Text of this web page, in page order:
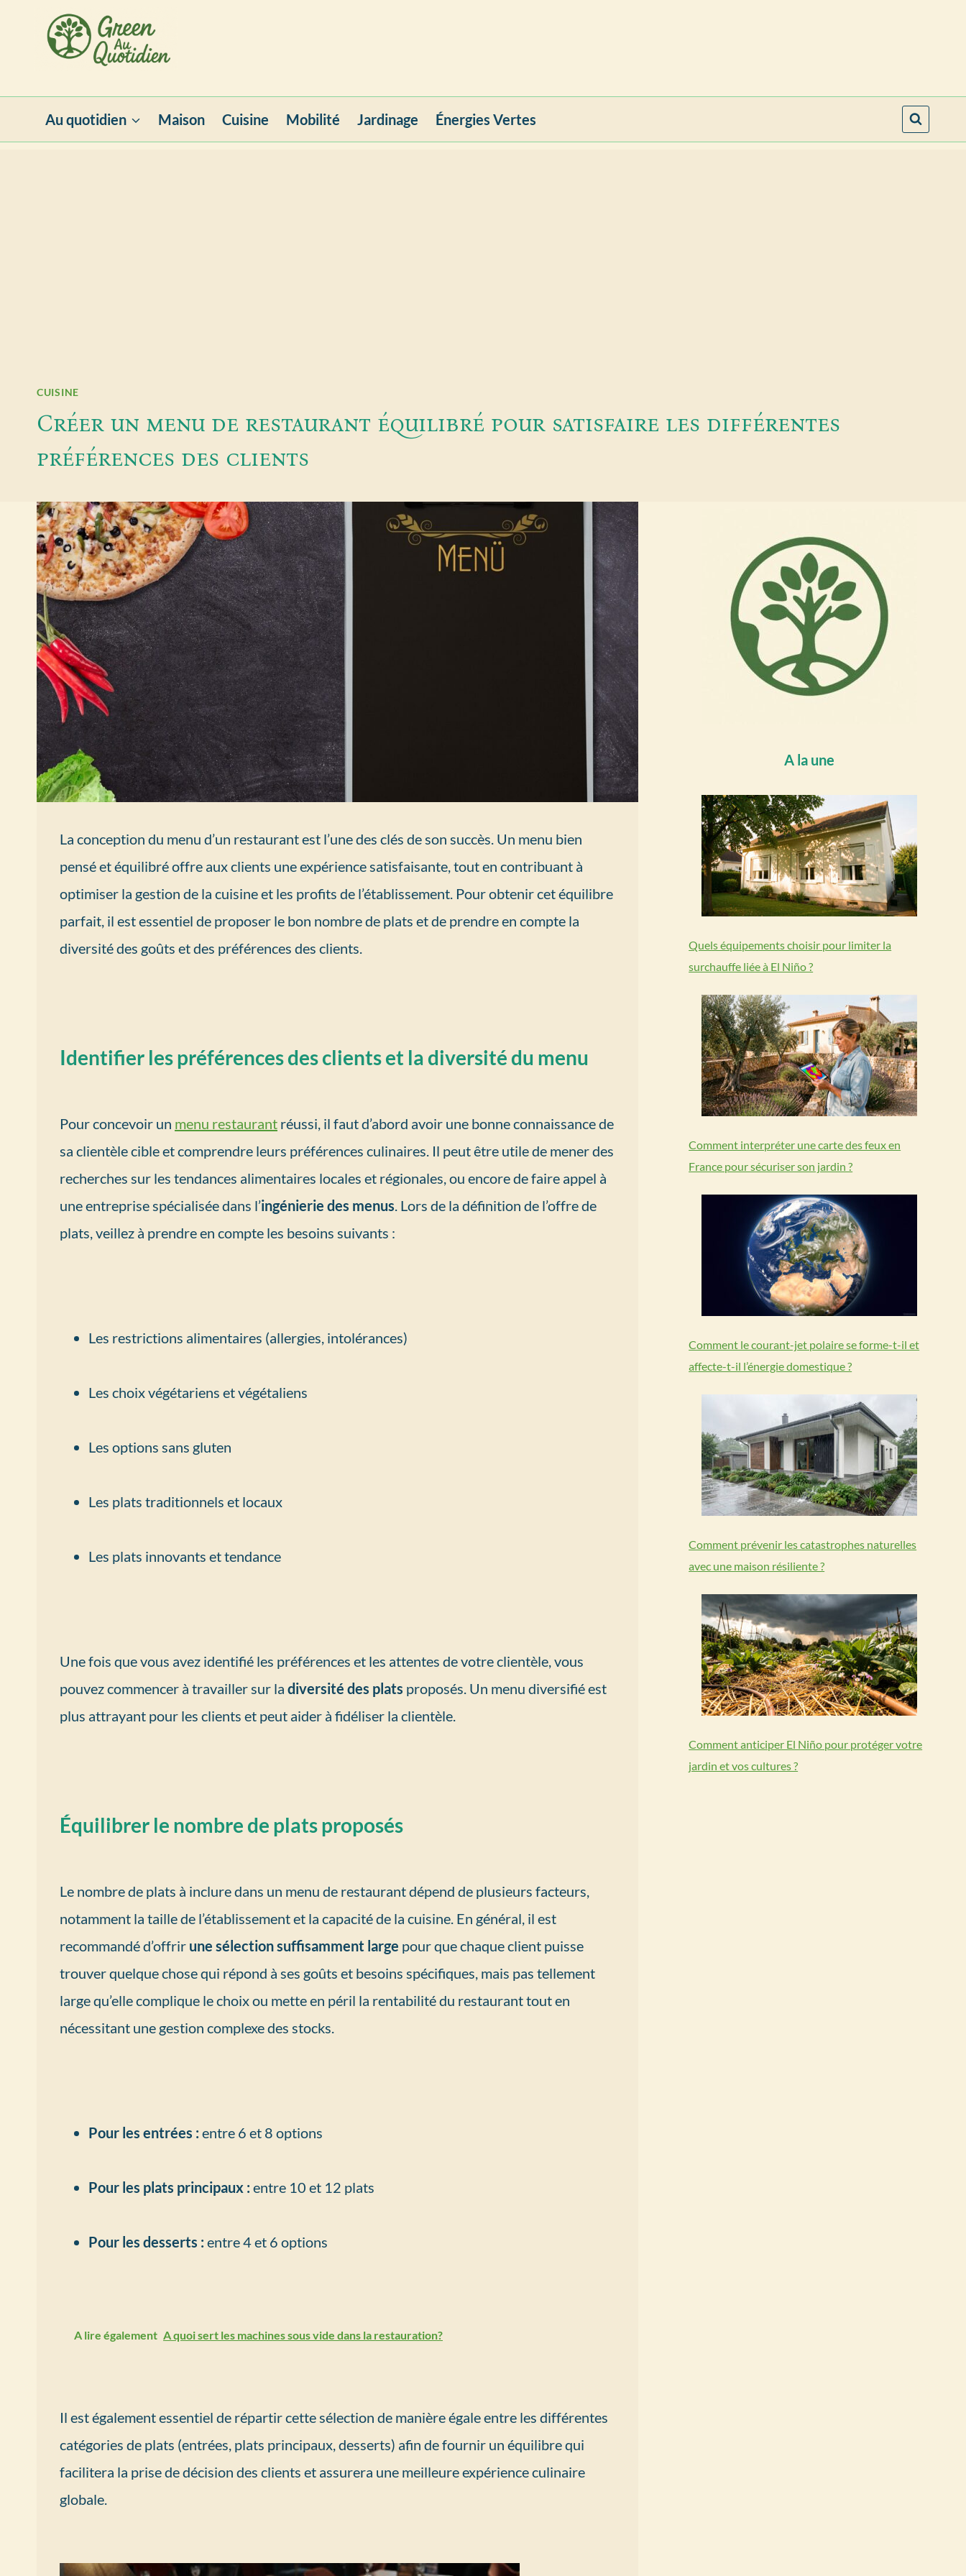
Au quotidien Maison Cuisine Mobilité Jardinage Énergies Vertes
CUISINE
Créer un menu de restaurant équilibré pour satisfaire les différentes
préférences des clients
La conception du menu d’un restaurant est l’une des clés de son succès. Un menu bien
pensé et équilibré offre aux clients une expérience satisfaisante, tout en contribuant à
optimiser la gestion de la cuisine et les profits de l’établissement. Pour obtenir cet équilibre
parfait, il est essentiel de proposer le bon nombre de plats et de prendre en compte la
diversité des goûts et des préférences des clients.
Identifier les préférences des clients et la diversité du menu
Pour concevoir un menu restaurant réussi, il faut d’abord avoir une bonne connaissance de
sa clientèle cible et comprendre leurs préférences culinaires. Il peut être utile de mener des
recherches sur les tendances alimentaires locales et régionales, ou encore de faire appel à
une entreprise spécialisée dans l’ingénierie des menus. Lors de la définition de l’offre de
plats, veillez à prendre en compte les besoins suivants :
Les restrictions alimentaires (allergies, intolérances)
Les choix végétariens et végétaliens
Les options sans gluten
Les plats traditionnels et locaux
Les plats innovants et tendance
Une fois que vous avez identifié les préférences et les attentes de votre clientèle, vous
pouvez commencer à travailler sur la diversité des plats proposés. Un menu diversifié est
plus attrayant pour les clients et peut aider à fidéliser la clientèle.
Équilibrer le nombre de plats proposés
Le nombre de plats à inclure dans un menu de restaurant dépend de plusieurs facteurs,
notamment la taille de l’établissement et la capacité de la cuisine. En général, il est
recommandé d’offrir une sélection suffisamment large pour que chaque client puisse
trouver quelque chose qui répond à ses goûts et besoins spécifiques, mais pas tellement
large qu’elle complique le choix ou mette en péril la rentabilité du restaurant tout en
nécessitant une gestion complexe des stocks.
Pour les entrées :entre 6 et 8 options
Pour les plats principaux :entre 10 et 12 plats
Pour les desserts :entre 4 et 6 options
A lire également A quoi sert les machines sous vide dans la restauration?
Il est également essentiel de répartir cette sélection de manière égale entre les différentes
catégories de plats (entrées, plats principaux, desserts) afin de fournir un équilibre qui
facilitera la prise de décision des clients et assurera une meilleure expérience culinaire
globale.
A la une
Quels équipements choisir pour limiter la
surchauffe liée à El Niño ?
Comment interpréter une carte des feux en
France pour sécuriser son jardin ?
Comment le courant-jet polaire se forme-t-il et
affecte-t-il l’énergie domestique ?
Comment prévenir les catastrophes naturelles
avec une maison résiliente ?
Comment anticiper El Niño pour protéger votre
jardin et vos cultures ?